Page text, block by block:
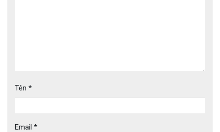
Tên *
Email *